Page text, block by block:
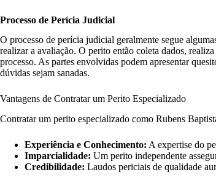
Processo de Perícia Judicial
O processo de perícia judicial geralmente segue
realizar a avaliação. O perito então coleta dados,
processo. As partes envolvidas podem apresentar
dúvidas sejam sanadas.
Vantagens de Contratar um Perito Especializado
Contratar um perito especializado como Rubens
Experiência e Conhecimento: A expertise do
Imparcialidade: Um perito independente
Credibilidade: Laudos periciais de qualidade